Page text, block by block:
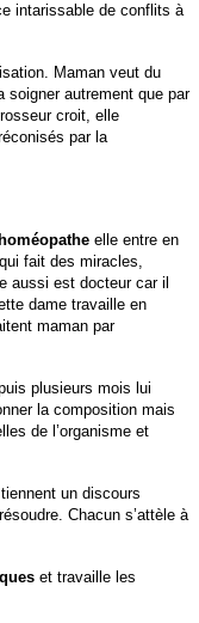
intarissable de conflits à
Maman veut du
soigner autrement que par
croit, elle
par la
homéopathe elle entre en
fait des miracles,
aussi est docteur car il
dame travaille en
maman par
plusieurs mois lui
la composition mais
de l’organisme et
un discours
Chacun s’attèle à
et travaille les